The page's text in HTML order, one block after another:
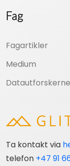
Fag
Fagartikler
Medium
Ta kontakt via
telefon +47 91